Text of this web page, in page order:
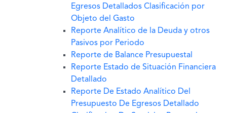
Egresos Detallados Clasificación por
Objeto del Gasto
Reporte Analítico de la Deuda y otros
Pasivos por Periodo
Reporte de Balance Presupuestal
Reporte Estado de Situación Financiera
Detallado
Reporte De Estado Analítico Del
Presupuesto De Egresos Detallado